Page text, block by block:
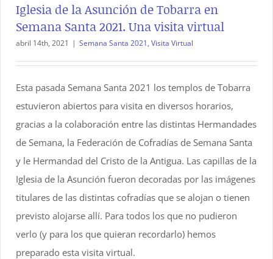
Iglesia de la Asunción de Tobarra en
Semana Santa 2021. Una visita virtual
abril 14th, 2021 | Semana Santa 2021, Visita Virtual
Esta pasada Semana Santa 2021 los templos de Tobarra
estuvieron abiertos para visita en diversos horarios,
gracias a la colaboración entre las distintas Hermandades
de Semana, la Federación de Cofradías de Semana Santa
y le Hermandad del Cristo de la Antigua. Las capillas de la
Iglesia de la Asunción fueron decoradas por las imágenes
titulares de las distintas cofradías que se alojan o tienen
previsto alojarse allí. Para todos los que no pudieron
verlo (y para los que quieran recordarlo) hemos
preparado esta visita virtual.